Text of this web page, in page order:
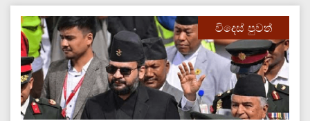
විදෙස් පුවත්